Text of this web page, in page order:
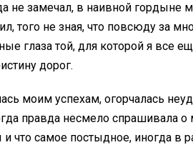
не замечал, в наивной
того не зная, что повсюду за
глаза той, для которой я все
дорог.
моим успехам, огорчалась
правда несмело спрашивала
что самое постыдное, иногда в